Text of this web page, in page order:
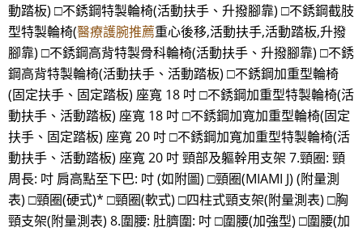
動踏板) □不銹鋼特製輪椅(活動扶手、升撥腳靠) □不銹鋼截肢
型特製輪椅(醫療護腕推薦重心後移,活動扶手,活動踏板,升撥
腳靠) □不銹鋼高背特製骨科輪椅(活動扶手、升撥腳靠) □不銹
鋼高背特製輪椅(活動扶手、活動踏板) □不銹鋼加重型輪椅
(固定扶手、固定踏板) 座寬 18 吋 □不銹鋼加重型特製輪椅(活
動扶手、活動踏板) 座寬 18 吋 □不銹鋼加寬加重型輪椅(固定
扶手、固定踏板) 座寬 20 吋 □不銹鋼加寬加重型特製輪椅(活
動扶手、活動踏板) 座寬 20 吋 頸部及軀幹用支架 7.頸圈: 頸
周長: 吋 肩高點至下巴: 吋 (如附圖) □頸圈(MIAMI J) (附量測
表) □頸圈(硬式)* □頸圈(軟式) □四柱式頸支架(附量測表) □胸
頸支架(附量測表) 8.圍腰: 肚臍圍: 吋 □圍腰(加強型) □圍腰(加